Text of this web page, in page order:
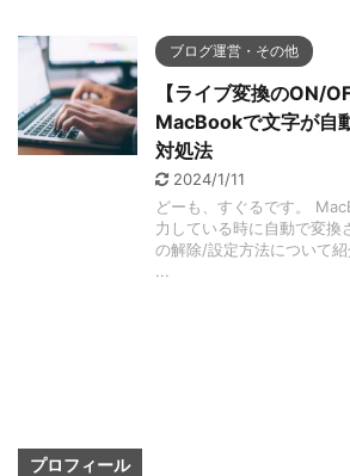
ブログ運営・その他
【ライブ変換のON/
MacBookで文字が自
対処法
2024/1/11
どーも、すぐるです。
力している時に自動で変換
の解除/設定方法について
...
プロフィール